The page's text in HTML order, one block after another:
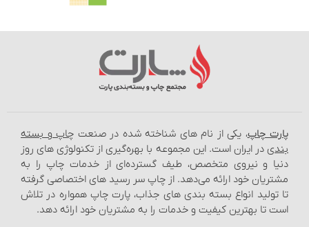
پارت چاپ، یکی از نام‌ های شناخته شده در صنعتچاپ و بسته‌
بندیدر ایران است. این مجموعه با بهره‌گیری از تکنولوژی‌ های روز
دنیا و نیروی متخصص، طیف گسترده‌ای از خدمات چاپ را به
مشتریان خود ارائه می‌دهد. از چاپ سر رسید های اختصاصی گرفته
تا تولید انواع بسته‌ بندی‌ های جذاب، پارت چاپ همواره در تلاش
است تا بهترین کیفیت و خدمات را به مشتریان خود ارائه دهد.